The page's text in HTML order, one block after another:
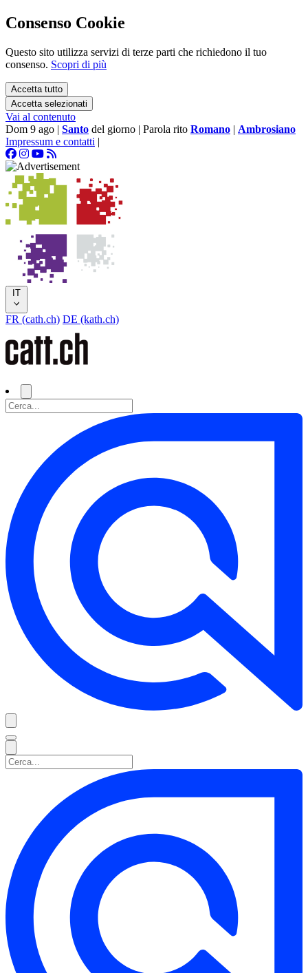
Consenso Cookie
Questo sito utilizza servizi di terze parti che richiedono il tuo
consenso. Scopri di più
Accetta tutto
Accetta selezionati
Vai al contenuto
Dom 9 ago | Santo del giorno | Parola rito Romano | Ambrosiano
Impressum e contatti |
IT
FR (cath.ch) DE (kath.ch)